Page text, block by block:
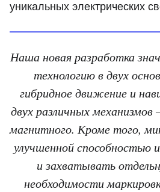
уникальных электрических
Наша новая разработка
технологию в двух
гибридное движение и
двух различных механизмов
магнитного. Кроме того,
улучшенной способностью
и захватывать
необходимости